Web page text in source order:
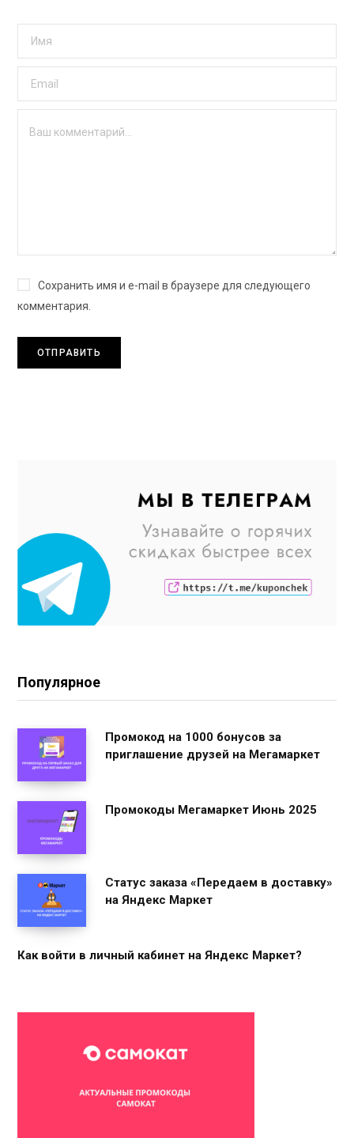
Сохранить имя и e-mail в браузере для следующего
комментария.
Популярное
Промокод на 1000 бонусов за
приглашение друзей на Мегамаркет
Промокоды Мегамаркет Июнь 2025
Статус заказа «Передаем в доставку»
на Яндекс Маркет
Как войти в личный кабинет на Яндекс Маркет?